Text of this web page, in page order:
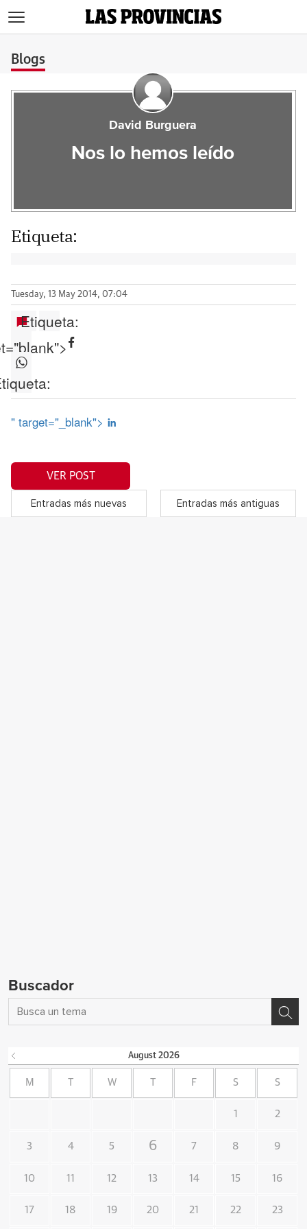
Blogs
David Burguera
Nos lo hemos leído
Etiqueta:
Tuesday, 13 May 2014, 07:04
Etiqueta:
" target="_blank">
VER POST
Entradas más nuevas Entradas más antiguas
Buscador
August 2026
M W F S S
1 2
3 4 5 6 7 8 9
10 11 12 13 14 15 16
17 18 19 20 21 22 23